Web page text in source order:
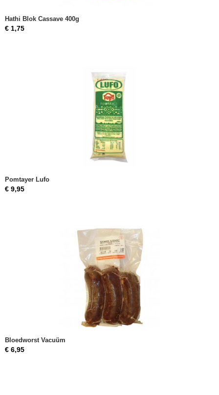
Hathi Blok Cassave 400g
€ 1,75
Pomtayer Lufo
€ 9,95
Bloedworst Vacuüm
€ 6,95